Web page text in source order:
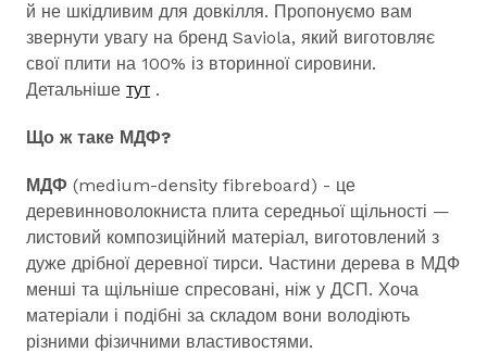
й не шкідливим для довкілля. Пропонуємо вам
звернути увагу на бренд Saviola, який виготовляє
свої плити на 100% із вторинної сировини.
Детальніше тут .
Що ж таке МДФ?
МДФ (medium-density fibreboard) - це
деревинноволокниста плита середньої щільності —
листовий композиційний матеріал, виготовлений з
дуже дрібної деревної тирси. Частини дерева в МДФ
менші та щільніше спресовані, ніж у ДСП. Хоча
матеріали і подібні за складом вони володіють
різними фізичними властивостями.